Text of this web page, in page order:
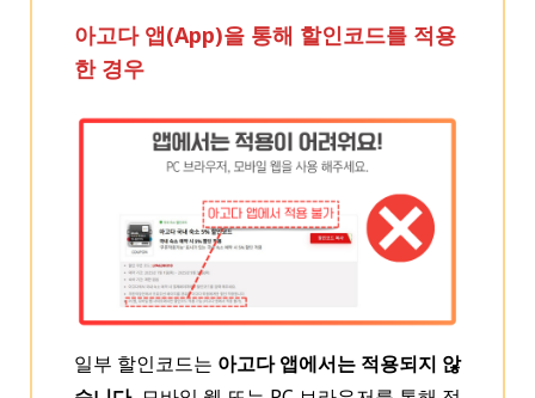
아고다 앱(App)을 통해 할인코드를 적용
한 경우
일부 할인코드는 아고다 앱에서는 적용되지 않